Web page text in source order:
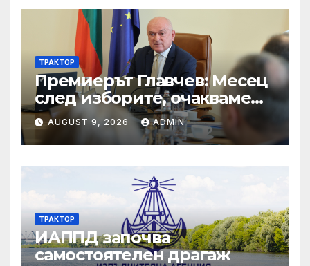
ТРАКТОР
Премиерът Главчев: Месец
след изборите, очакваме
политиците да постигнат
консенсус и да решават
проблемите на хората
AUGUST 9, 2026 ADMIN
ТРАКТОР
ИАППД започва
самостоятелен драгаж